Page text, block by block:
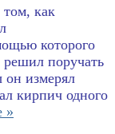
как
которого
решил поручать
он измерял
кирпич одного
»